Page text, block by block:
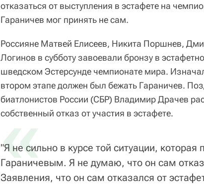
отказаться от выступления в эстафете на
Гараничев мог принять не сам.
Россияне Матвей Елисеев, Никита Поршнев,
Логинов в субботу завоевали бронзу в
шведском Эстерсунде чемпионате мира.
втором этапе должен был бежать Гараничев.
биатлонистов России (СБР) Владимир Драчев
собственный отказ от участия в эстафете.
«
"Я не сильно в курсе той ситуации,
Гараничевым. Я не думаю, что он сам
Заявления, что он сам отказался от